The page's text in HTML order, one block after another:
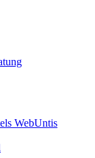
WebUntis